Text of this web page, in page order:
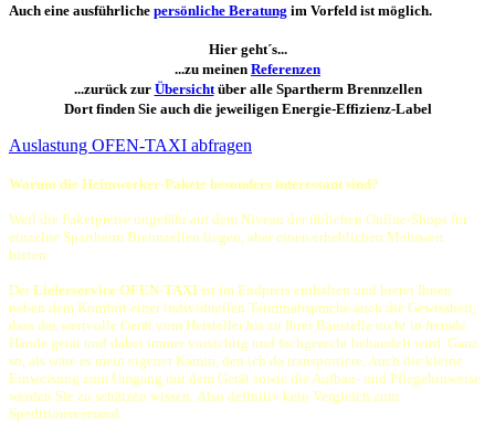
Auch eine ausführliche persönliche Beratung im Vorfeld ist möglich.
Hier geht´s...
...zu meinen Referenzen
...zurück zur Übersichtüber alle Spartherm Brennzellen
Dort finden Sie auch die jeweiligen Energie-Effizienz-Label
Auslastung OFEN-TAXI abfragen
Warum die Heimwerker-Pakete besonders interessant sind?
Weil die Paketpreise ungefähr auf dem Niveau der üblichen Online-Shops für
einzelne Spartherm Brennzellen liegen, aber einen erheblichen Mehrwert
bieten:
Der Lieferservice OFEN-TAXI ist im Endpreis enthalten und bietet Ihnen
neben dem Komfort einer individuellen Terminabsprache auch die Gewissheit,
dass das wertvolle Gerät vom Hersteller bis zu Ihrer Baustelle nicht in fremde
Hände gerät und dabei immer vorsichtig und fachgerecht behandelt wird. Ganz
so, als wäre es mein eigener Kamin, den ich da transportiere. Auch die kleine
Einweisung zum Umgang mit dem Gerät sowie die Aufbau- und Pflegehinweise
werden Sie zu schätzen wissen. Also definitiv kein Vergleich zum
Speditionsversand.